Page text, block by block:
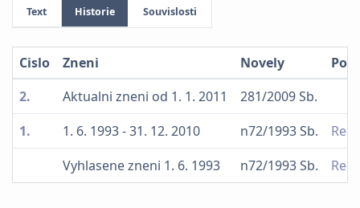
Text Historie Souvislosti
Cislo Zneni Novely
2.
Aktualni zneni od 1. 1. 2011
281/2009 Sb.
1.
1. 6. 1993 - 31. 12. 2010 n72/1993 Sb.
Vyhlasene zneni 1. 6. 1993
n72/1993 Sb.